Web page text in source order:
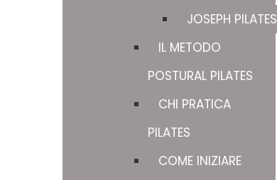
JOSEPH PILATES
IL METODO
POSTURAL PILATES
CHI PRATICA
PILATES
COME INIZIARE